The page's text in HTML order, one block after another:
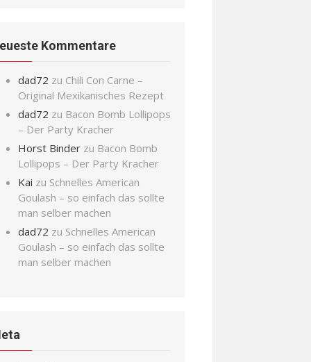
Kommentare
dad72 zu Chili Con Carne –
Original Mexikanisches Rezept
dad72 zu Bacon Bomb Lollipops
– Der Party Kracher
Horst Binder zu Bacon Bomb
Lollipops – Der Party Kracher
Kai zu Schnelles American
Goulash – so einfach das sollte
man selber machen
dad72 zu Schnelles American
Goulash – so einfach das sollte
man selber machen